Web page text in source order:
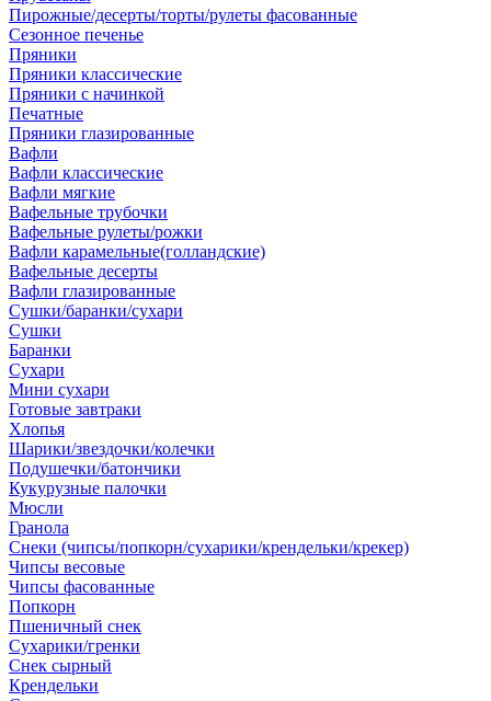
Пирожные/десерты/торты/рулеты фасованные
Сезонное печенье
Пряники
Пряники классические
Пряники с начинкой
Печатные
Пряники глазированные
Вафли
Вафли классические
Вафли мягкие
Вафельные трубочки
Вафельные рулеты/рожки
Вафли карамельные(голландские)
Вафельные десерты
Вафли глазированные
Сушки/баранки/сухари
Сушки
Баранки
Сухари
Мини сухари
Готовые завтраки
Хлопья
Шарики/звездочки/колечки
Подушечки/батончики
Кукурузные палочки
Мюсли
Гранола
Снеки (чипсы/попкорн/сухарики/крендельки/крекер)
Чипсы весовые
Чипсы фасованные
Попкорн
Пшеничный снек
Сухарики/гренки
Снек сырный
Крендельки